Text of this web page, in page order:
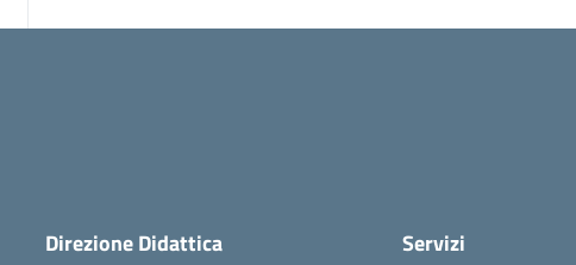
Direzione Didattica Servizi